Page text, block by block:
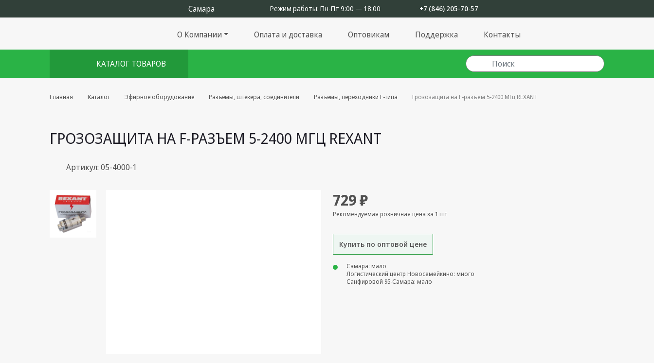
Режим работы: Пн-Пт 9:00 — 18:00 +7 (846) 205-70-57
О Компании Оплата и доставка Оптовикам Поддержка Контакты
КАТАЛОГ ТОВАРОВ
Комплекты августа
Android TV приставки
Спутниковое оборудование
Главная Каталог Эфирное оборудование Разъёмы, штекера, соединители Разъемы, переходники F-типа Грозозащита на F-разъем 5-2400 МГц REXANT
ГРОЗОЗАЩИТА НА F-РАЗЪЕМ 5-2400 МГЦ REXANT
Артикул: 05-4000-1
729 ₽
Рекомендуемая розничная цена за 1 шт
Купить по оптовой цене
Самара: мало
Логистический центр Новосемейкино: много
Санфировой 95-Самара: мало